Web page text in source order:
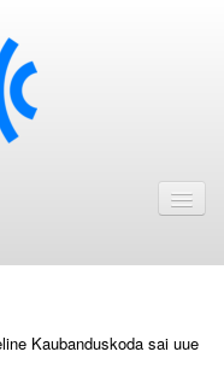
Kaubanduskoda sai uue